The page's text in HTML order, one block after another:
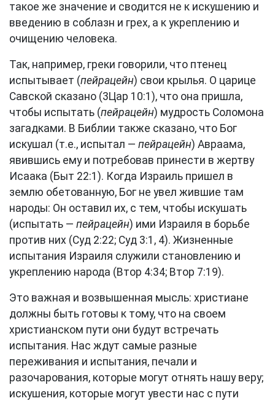
такое же значение и сводится не к искушению и
введению в соблазн и грех, а к укреплению и
очищению человека.
Так, например, греки говорили, что птенец
испытывает (пейрацейн) свои крылья. О царице
Савской сказано (3Цар 10:1 ), что она пришла,
чтобы испытать (пейрацейн) мудрость Соломона
загадками. В Библии также сказано, что Бог
искушал (т.е., испытал — пейрацейн) Авраама,
явившись ему и потребовав принести в жертву
Исаака (Быт 22:1 ). Когда Израиль пришел в
землю обетованную, Бог не увел жившие там
народы: Он оставил их, с тем, чтобы искушать
(испытать — пейрацейн) ими Израиля в борьбе
против них (Суд 2:22; Суд 3:1, 4). Жизненные
испытания Израиля служили становлению и
укреплению народа (Втор 4:34; Втор 7:19).
Это важная и возвышенная мысль: христиане
должны быть готовы к тому, что на своем
христианском пути они будут встречать
испытания. Нас ждут самые разные
переживания и испытания, печали и
разочарования, которые могут отнять нашу веру;
искушения, которые могут увести нас с пути